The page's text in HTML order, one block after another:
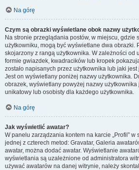
Na górę
Czym są obrazki wyświetlane obok nazwy
Na stronie przeglądania postów, w miejscu, gdzie
użytkowniku, mogą być wyświetlane dwa obrazki.
skojarzony z rangą użytkownika. W zależności od
formie gwiazdek, kwadracików lub kropek
zostało napisanych przez użytkownika lub jaki
Jest on wyświetlany poniżej nazwy użytkownika.
obrazek, wyświetlany powyżej nazwy
unikatowy lub osobisty dla każdego użytkownika.
Na górę
Jak wyświetlić awatar?
W panelu zarządzania kontem na karcie „Profil” w
jednej z czterech metod: Gravatar, Galeria
awatar, można dodać awatar. Wyświetlanie
wyświetlania są uzależnione od administratora
używać awatarów na danej witrynie, należy